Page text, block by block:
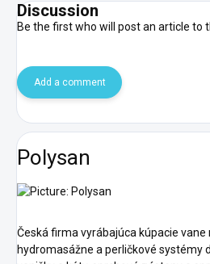
Discussion
Be the first who will post an article to
Add a comment
Polysan
Česká firma vyrábajúca kúpacie vane
hydromasážne a perličkové systémy